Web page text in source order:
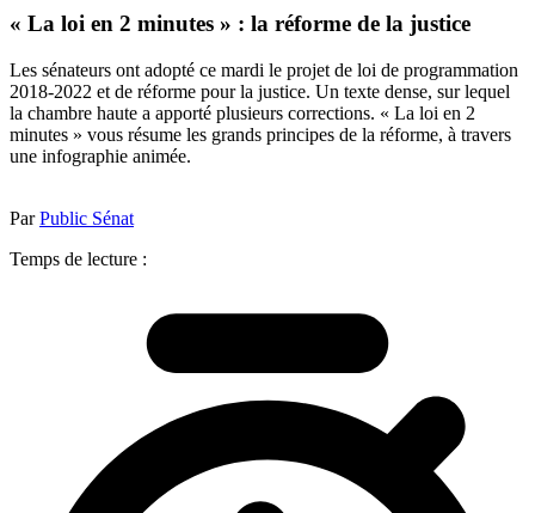
« La loi en 2 minutes » : la réforme de la justice
Les sénateurs ont adopté ce mardi le projet de loi de programmation
2018-2022 et de réforme pour la justice. Un texte dense, sur lequel
la chambre haute a apporté plusieurs corrections. « La loi en 2
minutes » vous résume les grands principes de la réforme, à travers
une infographie animée.
ParPublic Sénat
Temps de lecture :